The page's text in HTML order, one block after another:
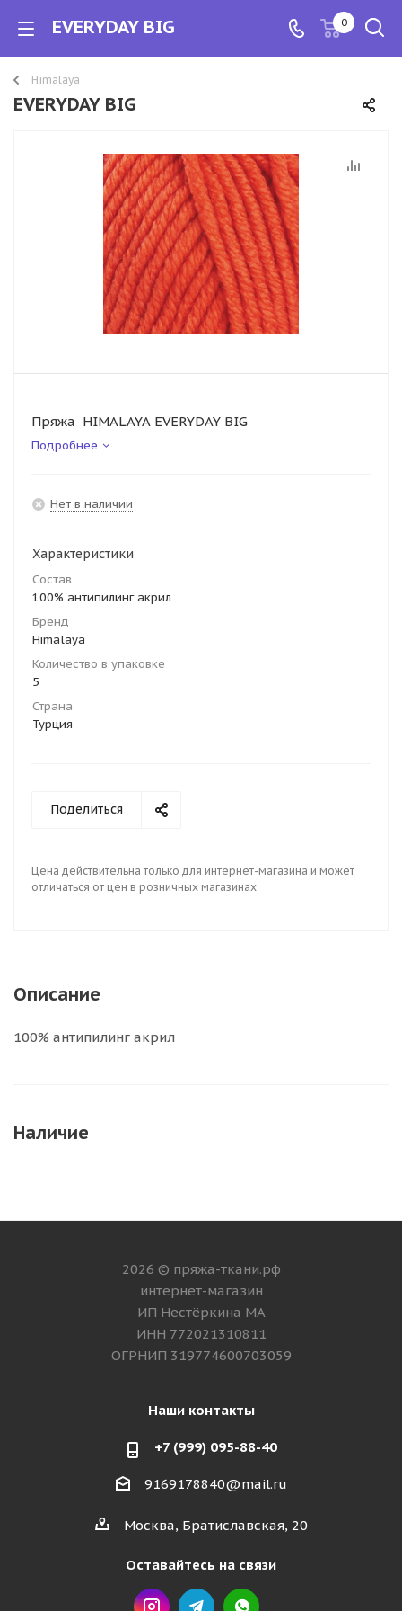
EVERYDAY BIG 0
Himalaya
EVERYDAY BIG
Пряжа HIMALAYA EVERYDAY BIG
Подробнее
Нет в наличии
Характеристики
Состав
100% антипилинг акрил
Бренд
Himalaya
Количество в упаковке
5
Страна
Турция
Поделиться
Цена действительна только для интернет-магазина и может
отличаться от цен в розничных магазинах
Описание
100% антипилинг акрил
Наличие
2026 © пряжа-ткани.рф
интернет-магазин
ИП Нестёркина МА
ИНН 772021310811
ОГРНИП 319774600703059
Наши контакты
+7 (999) 095-88-40
9169178840@mail.ru
Москва, Братиславская, 20
Оставайтесь на связи